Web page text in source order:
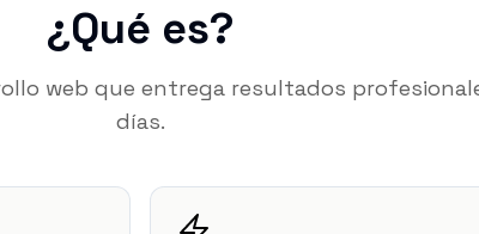
¿Qué es?
web que entrega resultados
días.